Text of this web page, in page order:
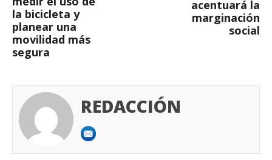
la bicicleta y
planear una
movilidad más
segura
acentuará la
marginación
social
REDACCIÓN